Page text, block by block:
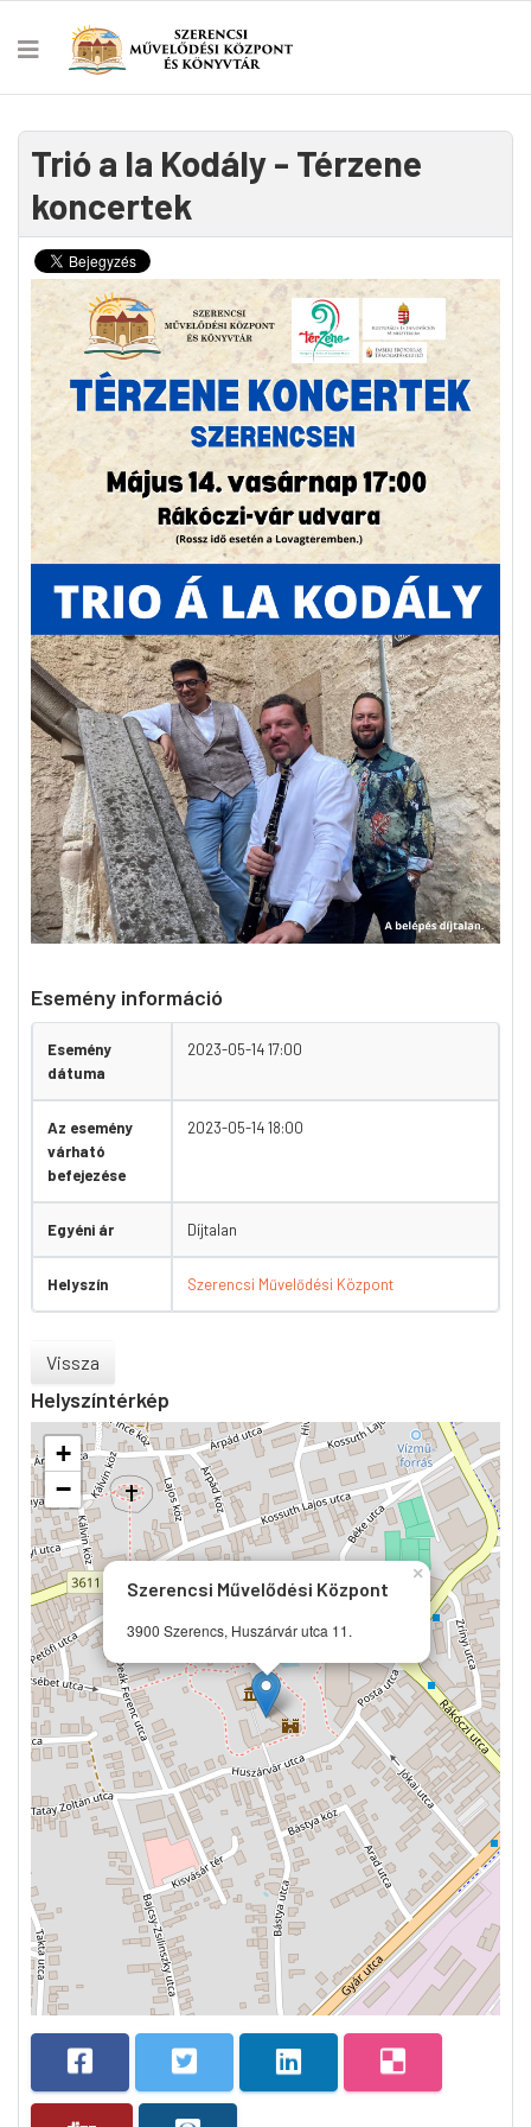
Trió a la Kodály - Térzene
koncertek
Esemény információ
Esemény
dátuma
2023-05-14 17:00
Az esemény
várható
befejezése
2023-05-14 18:00
Egyéni ár Díjtalan
Helyszín Szerencsi Művelődési Központ
Vissza
Helyszíntérkép
Szerencsi Művelődési Központ
3900 Szerencs, Huszárvár utca 11.
×
+
−